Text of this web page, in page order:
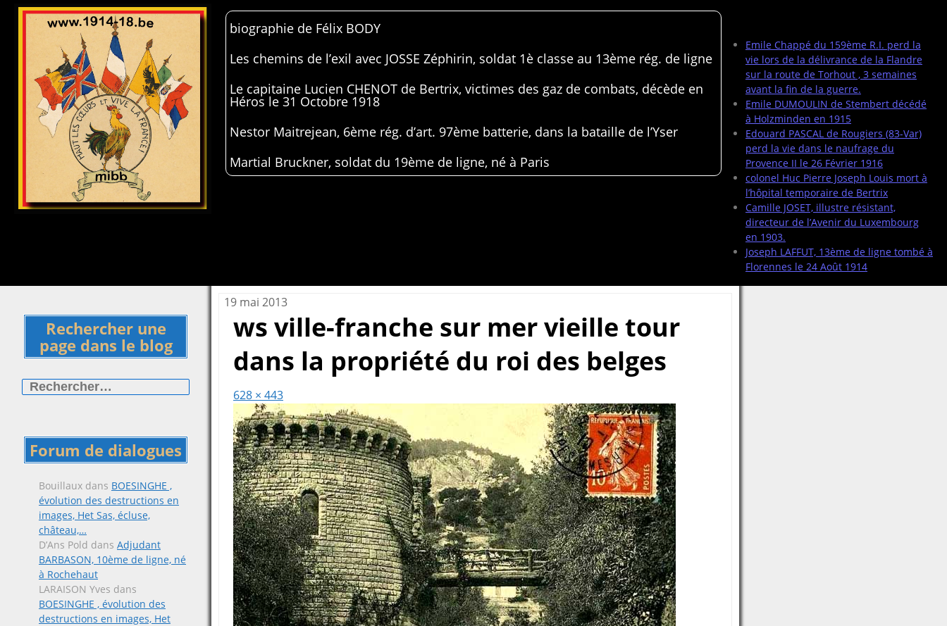
Emile Chappé du 159ème R.I. perd la
vie lors de la délivrance de la Flandre
sur la route de Torhout , 3 semaines
avant la fin de la guerre.
Emile DUMOULIN de Stembert décédé
à Holzminden en 1915
Edouard PASCAL de Rougiers (83-Var)
perd la vie dans le naufrage du
Provence II le 26 Février 1916
colonel Huc Pierre Joseph Louis mort à
l’hôpital temporaire de Bertrix
Camille JOSET, illustre résistant,
directeur de l’Avenir du Luxembourg
en 1903.
Joseph LAFFUT, 13ème de ligne tombé à
Florennes le 24 Août 1914
biographie de Félix BODY
Les chemins de l’exil avec JOSSE Zéphirin, soldat 1è classe au 13ème rég. de ligne
Le capitaine Lucien CHENOT de Bertrix, victimes des gaz de combats, décède en
Héros le 31 Octobre 1918
Nestor Maitrejean, 6ème rég. d’art. 97ème batterie, dans la bataille de l’Yser
Martial Bruckner, soldat du 19ème de ligne, né à Paris
Rechercher une
page dans le blog
Forum de dialogues
Bouillaux dans BOESINGHE ,
évolution des destructions en
images, Het Sas, écluse,
château,…
D’Ans Pold dans Adjudant
BARBASON, 10ème de ligne, né
à Rochehaut
LARAISON Yves dans
BOESINGHE , évolution des
destructions en images, Het
19 mai 2013
ws ville-franche sur mer vieille tour
dans la propriété du roi des belges
628 × 443